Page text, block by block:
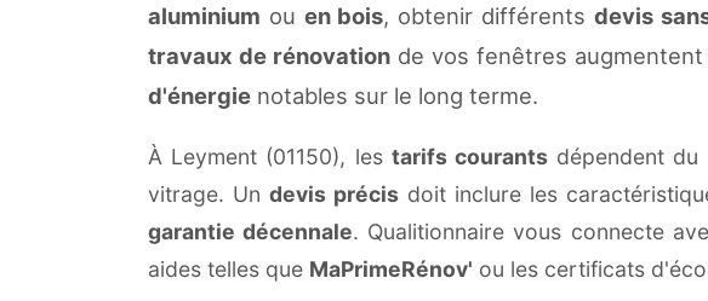
aluminium ou en bois, obtenir différents devis
travaux de rénovationde vos fenêtres augmentent
d'énergie notables sur le long terme.
À Leyment (01150), les tarifs courants dépendent
vitrage. Un devis précis doit inclure les
garantie décennale. Qualitionnaire vous connecte
aides telles que MaPrimeRénov' ou les certificats